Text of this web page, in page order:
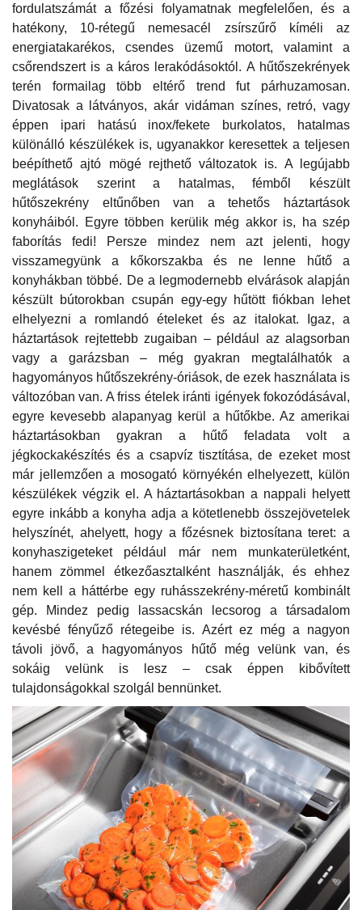
fordulatszámát a főzési folyamatnak megfelelően, és a
hatékony, 10-rétegű nemesacél zsírszűrő kíméli az
energiatakarékos, csendes üzemű motort, valamint a
csőrendszert is a káros lerakódásoktól. A hűtőszekrények
terén formailag több eltérő trend fut párhuzamosan.
Divatosak a látványos, akár vidáman színes, retró, vagy
éppen ipari hatású inox/fekete burkolatos, hatalmas
különálló készülékek is, ugyanakkor keresettek a teljesen
beépíthető ajtó mögé rejthető változatok is. A legújabb
meglátások szerint a hatalmas, fémből készült
hűtőszekrény eltűnőben van a tehetős háztartások
konyháiból. Egyre többen kerülik még akkor is, ha szép
faborítás fedi! Persze mindez nem azt jelenti, hogy
visszamegyünk a kőkorszakba és ne lenne hűtő a
konyhákban többé. De a legmodernebb elvárások alapján
készült bútorokban csupán egy-egy hűtött fiókban lehet
elhelyezni a romlandó ételeket és az italokat. Igaz, a
háztartások rejtettebb zugaiban – például az alagsorban
vagy a garázsban – még gyakran megtalálhatók a
hagyományos hűtőszekrény-óriások, de ezek használata is
változóban van. A friss ételek iránti igények fokozódásával,
egyre kevesebb alapanyag kerül a hűtőkbe. Az amerikai
háztartásokban gyakran a hűtő feladata volt a
jégkockakészítés és a csapvíz tisztítása, de ezeket most
már jellemzően a mosogató környékén elhelyezett, külön
készülékek végzik el. A háztartásokban a nappali helyett
egyre inkább a konyha adja a kötetlenebb összejövetelek
helyszínét, ahelyett, hogy a főzésnek biztosítana teret: a
konyhaszigeteket például már nem munkaterületként,
hanem zömmel étkezőasztalként használják, és ehhez
nem kell a háttérbe egy ruhásszekrény-méretű kombinált
gép. Mindez pedig lassacskán lecsorog a társadalom
kevésbé fényűző rétegeibe is. Azért ez még a nagyon
távoli jövő, a hagyományos hűtő még velünk van, és
sokáig velünk is lesz – csak éppen kibővített
tulajdonságokkal szolgál bennünket.